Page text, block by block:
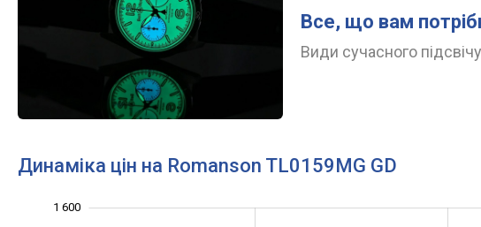
Все, що вам
Види сучасного
Динаміка цін на Romanson TL0159MG GD
1 600